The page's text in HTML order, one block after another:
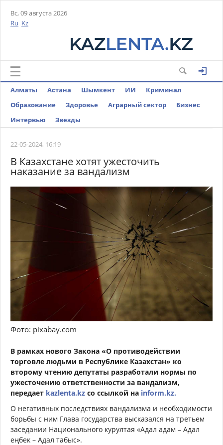
Вс, 09 августа 2026
Ru Kz
Алматы Астана Шымкент ИИ
Криминал
Образование
Здоровье Аграрный сектор
Бизнес
Интервью
Звезды
22-05-2024, 16:19
В Казахстане хотят ужесточить
наказание за вандализм
Фото: pixabay.com
В рамках нового Закона «О противодействии
торговле людьми в Республике Казахстан» ко
второму чтению депутаты разработали нормы по
ужесточению ответственности за вандализм,
передает kazlenta.kz со ссылкой на inform.kz.
О негативных последствиях вандализма и необходимости
борьбы с ним Глава государства высказался на третьем
заседании Национального курултая «Адал адам – Адал
еңбек – Адал табыс».